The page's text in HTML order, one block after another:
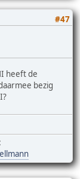
#47
heeft de
bezig